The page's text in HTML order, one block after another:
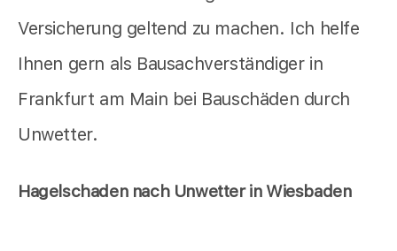
Versicherung geltend zu machen. Ich helfe
Ihnen gern als Bausachverständiger in
Frankfurt am Main bei Bauschäden durch
Unwetter.
Hagelschaden nach Unwetter in Wiesbaden